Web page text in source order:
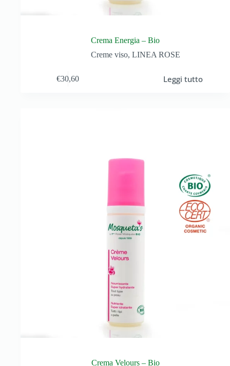
Crema Energia – Bio
Creme viso, LINEA ROSE
€30,60 Leggi tutto
Crema Velours – Bio